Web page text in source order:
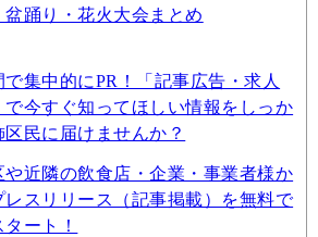
盆踊り・花火大会まとめ
で集中的にPR！「記事広告・求人
で今すぐ知ってほしい情報をしっか
区民に届けませんか？
や近隣の飲食店・企業・事業者様か
レスリリース（記事掲載）を無料で
ート！